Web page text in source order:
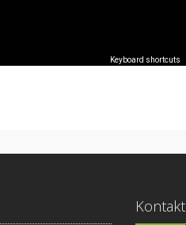
Keyboard shortcuts
Kontakt